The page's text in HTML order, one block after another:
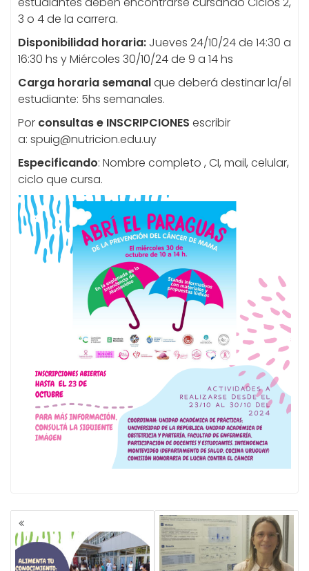
3 o 4 de la carrera.
Disponibilidad horaria: Jueves 24/10/24 de 14:30 a
16:30 hs y Miércoles 30/10/24 de 9 a 14 hs
Carga horaria semanalque deberá destinar la/el
estudiante: 5hs semanales.
Por consultas e INSCRIPCIONES escribir
a: spuig@nutricion.edu.uy
Especificando: Nombre completo , CI, mail, celular,
ciclo que cursa.
NAVEGACIÓN
DE
ENTRADAS